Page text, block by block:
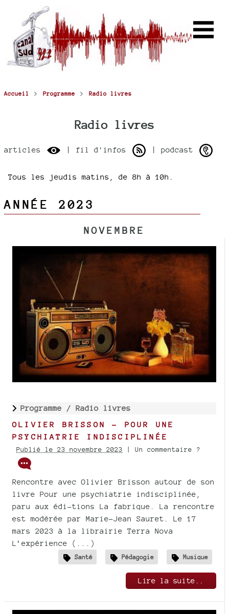
Accueil > Programme > Radio livres
Radio livres
articles | fil d'infos | podcast
Tous les jeudis matins, de 8h à 10h.
ANNÉE 2023
NOVEMBRE
Programme / Radio livres
OLIVIER BRISSON - POUR UNE
PSYCHIATRIE INDISCIPLINÉE
Publié le 23 novembre 2023 | Un commentaire ?
Rencontre avec Olivier Brisson autour de son
livre Pour une psychiatrie indisciplinée,
paru aux édi-tions La fabrique. La rencontre
est modérée par Marie-Jean Sauret. Le 17
mars 2023 à la librairie Terra Nova
L’expérience (...)
Santé Pédagogie Musique
Lire la suite..